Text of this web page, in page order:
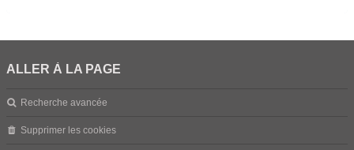
ALLER À LA PAGE
Recherche avancée
Supprimer les cookies